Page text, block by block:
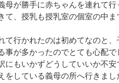
母が勝手に赤ちゃんを連れて
て、授乳も授乳室の個室の中
て行かれたのは初めてなのと
事が多かったのでとても心配
にもいかずどうしていいか不
をしている義母の所へ行きまし